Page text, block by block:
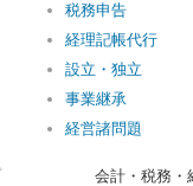
税務申告
経理記帳代行
設立・独立
事業継承
経営諸問題
会計・税務・